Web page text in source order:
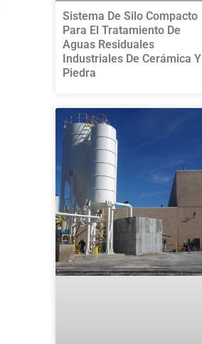
Sistema De Silo Compacto
Para El Tratamiento De
Aguas Residuales
Industriales De Cerámica Y
Piedra